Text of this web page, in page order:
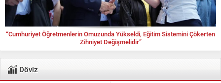
“Cumhuriyet Öğretmenlerin Omuzunda Yükseldi, Eğitim Sistemini Çökerten
Zihniyet Değişmelidir”
Döviz